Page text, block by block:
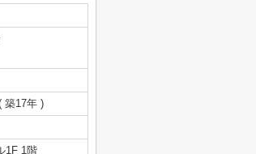
築17年 )
1F 1階